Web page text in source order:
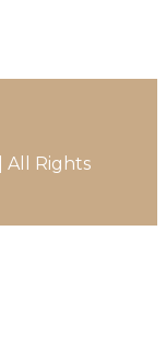
All Rights